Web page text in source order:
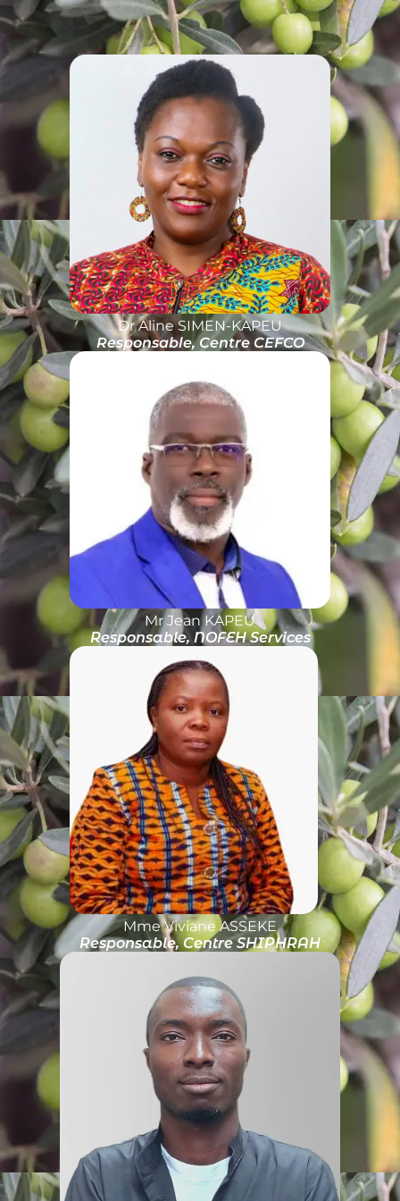
Dr Aline SIMEN-KAPEU
Responsable, Centre CEFCO
Mr Jean KAPEU
Responsable, NOFEH Services
Mme Viviane ASSEKE
Responsable, Centre SHIPHRAH